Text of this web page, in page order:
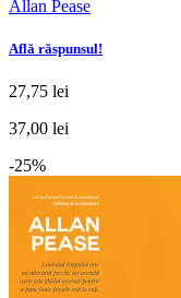
Allan Pease
Află răspunsul!
27,75 lei
37,00 lei
-25%